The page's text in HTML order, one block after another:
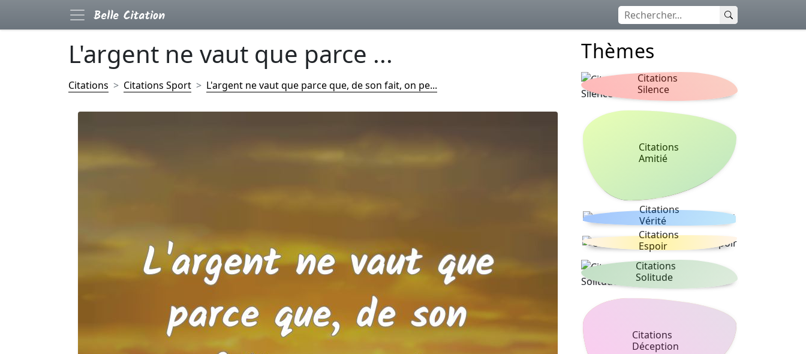
L'argent ne vaut que parce ...
Citations Citations Sport L'argent ne vaut que parce que, de son fait, on pe...
Thèmes
Citations
Silence
Citations
Amitié
Citations
Vérité
Citations
Espoir
Citations
Solitude
Citations
Déception